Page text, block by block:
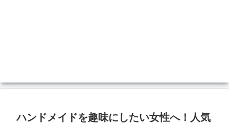
ハンドメイドを趣味にしたい女性へ！人気